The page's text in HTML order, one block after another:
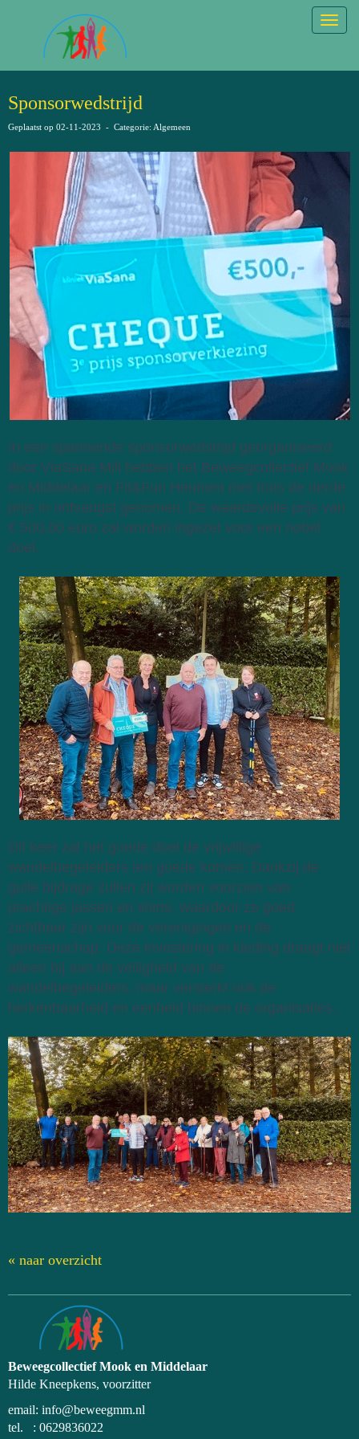
Sponsorwedstrijd
Geplaatst op 02-11-2023 - Categorie: Algemeen
In een spannende sponsorwedstrijd georganiseerd
door ViaSana Mill hebben het Beweegcollectief Mook
en Middelaar en Fit&Fun Heumen met trots de derde
prijs in ontvangst genomen. De waardevolle prijs van
€ 500,00 euro zal worden ingezet voor een nobel
doel.
Dit keer zal het goede doel de vrijwillige
wandelbegeleiders ten goede komen. Dankzij de
gulle bijdrage zullen zij worden voorzien van
prachtige jassen en shirts, waardoor ze goed
zichtbaar zijn voor de verenigingen en de
gemeenschap. Deze investering in kleding draagt niet
alleen bij aan de veiligheid van de
wandelbegeleiders, maar versterkt ook de
herkenbaarheid en eenheid binnen de organisaties.
« naar overzicht
Beweegcollectief Mook en Middelaar
Hilde Kneepkens, voorzitter
email: ofni@beweegmm.nl
tel. : 0629836022